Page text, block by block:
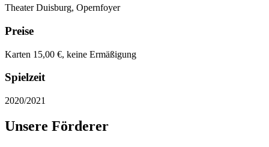
Theater Duisburg, Opernfoyer
Preise
Karten 15,00 €, keine Ermäßigung
Spielzeit
2020/2021
Unsere Förderer